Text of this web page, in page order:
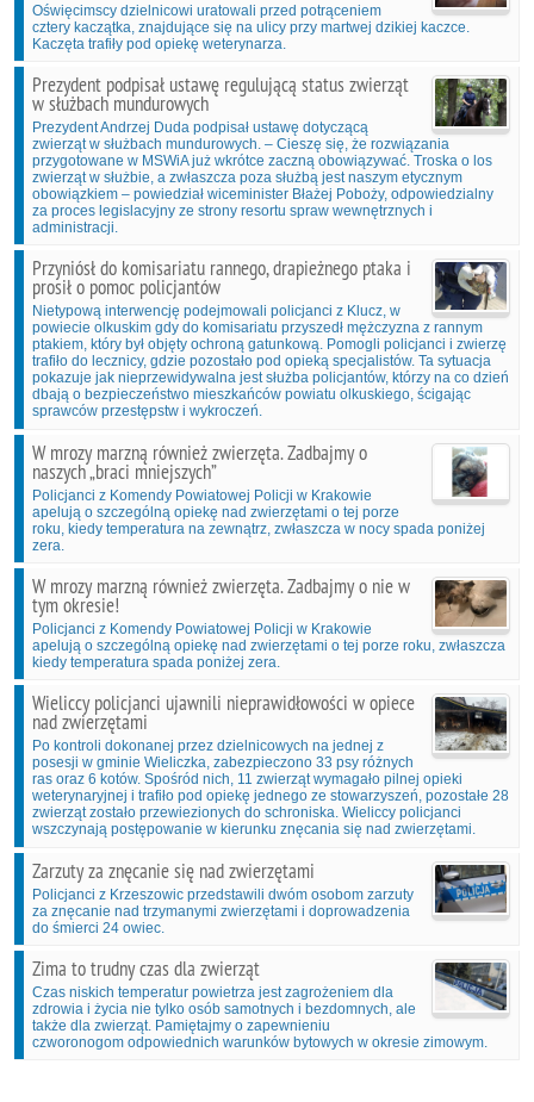
Oświęcimscy dzielnicowi uratowali przed potrąceniem
cztery kaczątka, znajdujące się na ulicy przy martwej dzikiej kaczce.
Kaczęta trafiły pod opiekę weterynarza.
Prezydent podpisał ustawę regulującą status zwierząt
w służbach mundurowych
Prezydent Andrzej Duda podpisał ustawę dotyczącą
zwierząt w służbach mundurowych. – Cieszę się, że rozwiązania
przygotowane w MSWiA już wkrótce zaczną obowiązywać. Troska o los
zwierząt w służbie, a zwłaszcza poza służbą jest naszym etycznym
obowiązkiem – powiedział wiceminister Błażej Poboży, odpowiedzialny
za proces legislacyjny ze strony resortu spraw wewnętrznych i
administracji.
Przyniósł do komisariatu rannego, drapieżnego ptaka i
prosił o pomoc policjantów
Nietypową interwencję podejmowali policjanci z Klucz, w
powiecie olkuskim gdy do komisariatu przyszedł mężczyzna z rannym
ptakiem, który był objęty ochroną gatunkową. Pomogli policjanci i zwierzę
trafiło do lecznicy, gdzie pozostało pod opieką specjalistów. Ta sytuacja
pokazuje jak nieprzewidywalna jest służba policjantów, którzy na co dzień
dbają o bezpieczeństwo mieszkańców powiatu olkuskiego, ścigając
sprawców przestępstw i wykroczeń.
W mrozy marzną również zwierzęta. Zadbajmy o
naszych „braci mniejszych”
Policjanci z Komendy Powiatowej Policji w Krakowie
apelują o szczególną opiekę nad zwierzętami o tej porze
roku, kiedy temperatura na zewnątrz, zwłaszcza w nocy spada poniżej
zera.
W mrozy marzną również zwierzęta. Zadbajmy o nie w
tym okresie!
Policjanci z Komendy Powiatowej Policji w Krakowie
apelują o szczególną opiekę nad zwierzętami o tej porze roku, zwłaszcza
kiedy temperatura spada poniżej zera.
Wieliccy policjanci ujawnili nieprawidłowości w opiece
nad zwierzętami
Po kontroli dokonanej przez dzielnicowych na jednej z
posesji w gminie Wieliczka, zabezpieczono 33 psy różnych
ras oraz 6 kotów. Spośród nich, 11 zwierząt wymagało pilnej opieki
weterynaryjnej i trafiło pod opiekę jednego ze stowarzyszeń, pozostałe 28
zwierząt zostało przewiezionych do schroniska. Wieliccy policjanci
wszczynają postępowanie w kierunku znęcania się nad zwierzętami.
Zarzuty za znęcanie się nad zwierzętami
Policjanci z Krzeszowic przedstawili dwóm osobom zarzuty
za znęcanie nad trzymanymi zwierzętami i doprowadzenia
do śmierci 24 owiec.
Zima to trudny czas dla zwierząt
Czas niskich temperatur powietrza jest zagrożeniem dla
zdrowia i życia nie tylko osób samotnych i bezdomnych, ale
także dla zwierząt. Pamiętajmy o zapewnieniu
czworonogom odpowiednich warunków bytowych w okresie zimowym.